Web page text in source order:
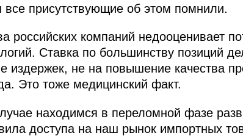
присутствующие об этом помнили.
российских компаний недооценивает
Ставка по большинству позиций
издержек, не на повышение качества
Это тоже медицинский факт.
находимся в переломной фазе
доступа на наш рынок импортных